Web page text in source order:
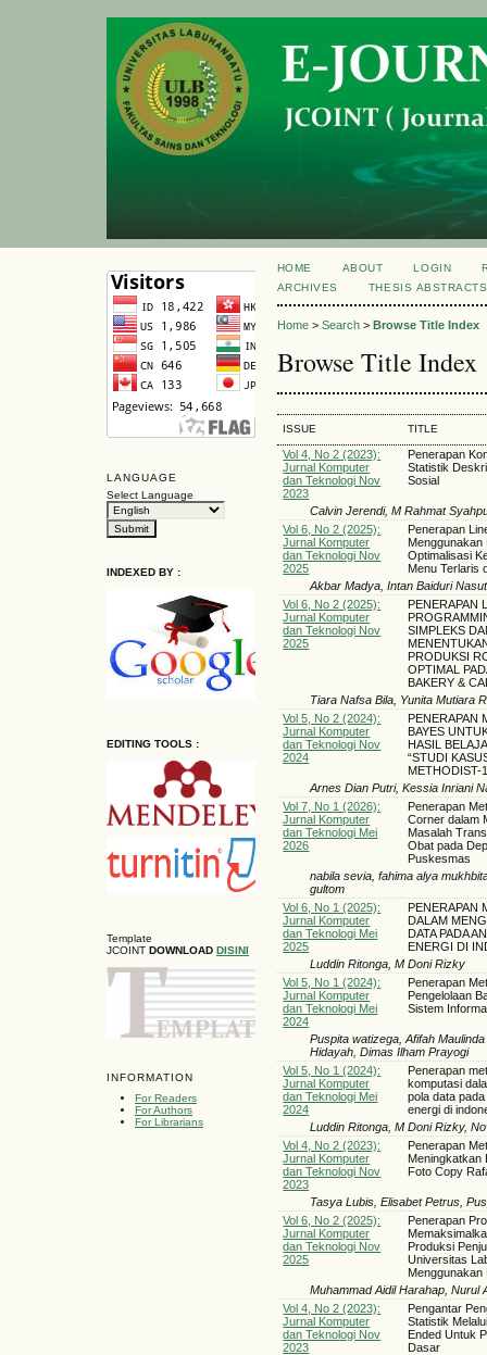
LANGUAGE
Select Language
INDEXED BY :
EDITING TOOLS :
Template
JCOINT DOWNLOAD DISINI
INFORMATION
For Readers
For Authors
For Librarians
HOME ABOUT LOGIN
ARCHIVES
THESIS ABSTRACTS
Home> Search> Browse Title Index
Browse Title Index
ISSUE TITLE
Vol 4, No 2 (2023):
Jurnal Komputer
dan Teknologi Nov
2023
Penerapan
Statistik
Sosial
Calvin Jerendi, M Rahmat
Vol 6, No 2 (2025):
Jurnal Komputer
dan Teknologi Nov
2025
Penerapan
Optimalisasi
Menu Terlaris
Akbar Madya, Intan Baiduri
Vol 6, No 2 (2025):
Jurnal Komputer
dan Teknologi Nov
2025
PENERAPAN
SIMPLEKS
PRODUKSI
OPTIMAL
BAKERY &
Tiara Nafsa Bila, Yunita Mutiara
Vol 5, No 2 (2024):
Jurnal Komputer
dan Teknologi Nov
2024
PENERAPAN
BAYES
HASIL
“STUDI
METHODIST-
Arnes Dian Putri, Kessia Inriani
Vol 7, No 1 (2026):
Jurnal Komputer
dan Teknologi Mei
2026
Penerapan
Corner dalam
Masalah
Obat pada
Puskesmas
nabila sevia, fahima alya
gultom
Vol 6, No 1 (2025):
Jurnal Komputer
dan Teknologi Mei
2025
PENERAPAN
DALAM
DATA PADA
ENERGI DI
Luddin Ritonga, M Doni Rizky
Vol 5, No 1 (2024):
Jurnal Komputer
dan Teknologi Mei
2024
Penerapan
Pengelolaan
Sistem
Puspita watizega, Afifah
Hidayah, Dimas Ilham Prayogi
Vol 5, No 1 (2024):
Jurnal Komputer
dan Teknologi Mei
2024
Penerapan
komputasi
pola data
energi di
Luddin Ritonga, M Doni Rizky,
Vol 4, No 2 (2023):
Jurnal Komputer
dan Teknologi Nov
2023
Penerapan
Meningkatkan
Foto Copy
Tasya Lubis, Elisabet Petrus,
Vol 6, No 2 (2025):
Jurnal Komputer
dan Teknologi Nov
2025
Penerapan
Produksi
Universitas
Muhammad Aidil Harahap, Nurul
Vol 4, No 2 (2023):
Jurnal Komputer
dan Teknologi Nov
2023
Pengantar
Statistik
Ended Untuk
Dasar